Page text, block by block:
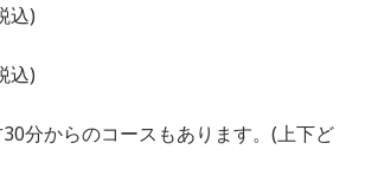
込)
込)
分からのコースもあります。(上下ど